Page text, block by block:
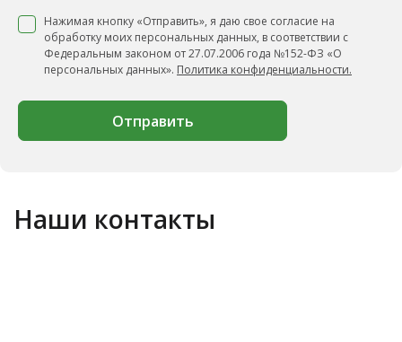
Нажимая кнопку «Отправить», я даю свое согласие на
обработку моих персональных данных, в соответствии с
Федеральным законом от 27.07.2006 года №152-ФЗ «О
персональных данных». Политика конфиденциальности.
Отправить
Наши контакты